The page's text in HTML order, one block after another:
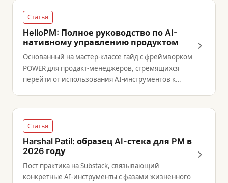
Статья
HelloPM: Полное руководство по AI-
нативному управлению продуктом
Основанный на мастер-классе гайд с фреймворком
POWER для продакт-менеджеров, стремящихся
перейти от использования AI-инструментов к
Статья
Harshal Patil: образец AI-стека для PM в
2026 году
Пост практика на Substack, связывающий
конкретные AI-инструменты с фазами жизненного